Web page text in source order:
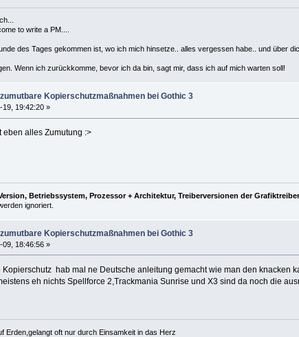
to write a PM....
des Tages gekommen ist, wo ich mich hinsetze.. alles vergessen habe.. und über
Wenn ich zurückkomme, bevor ich da bin, sagt mir, dass ich auf mich warten soll!
Kopierschutzmaßnahmen bei Gothic 3
19, 19:42:20 »
eben alles Zumutung :>
Betriebssystem, Prozessor + Architektur, Treiberversionen der
ignoriert.
Kopierschutzmaßnahmen bei Gothic 3
09, 18:46:56 »
Kopierschutz hab mal ne Deutsche anleitung gemacht wie man den knacken
eh nichts Spellforce 2,Trackmania Sunrise und X3 sind da noch die
Erden,gelangt oft nur durch Einsamkeit in das Herz